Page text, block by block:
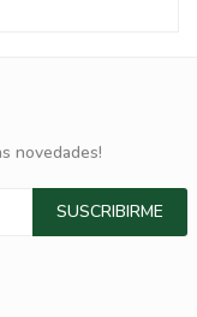
novedades!
SUSCRIBIRME